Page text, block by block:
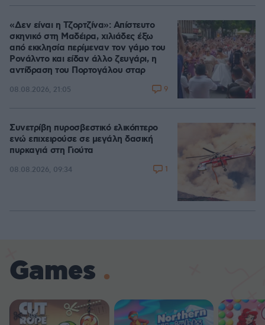
«Δεν είναι η Τζορτζίνα»: Απίστευτο
σκηνικό στη Μαδέιρα, χιλιάδες έξω
από εκκλησία περίμεναν τον γάμο του
Ρονάλντο και είδαν άλλο ζευγάρι, η
αντίδραση του Πορτογάλου σταρ
08.08.2026, 21:05 9
Συνετρίβη πυροσβεστικό ελικόπτερο
ενώ επιχειρούσε σε μεγάλη δασική
πυρκαγιά στη Γιούτα
08.08.2026, 09:34 1
Games